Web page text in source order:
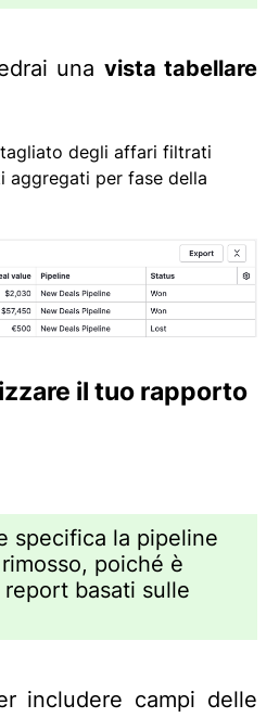
una vista tabellare
degli affari filtrati
aggregati per fase della
il tuo rapporto
specifica la pipeline
poiché è
basati sulle
includere campi delle